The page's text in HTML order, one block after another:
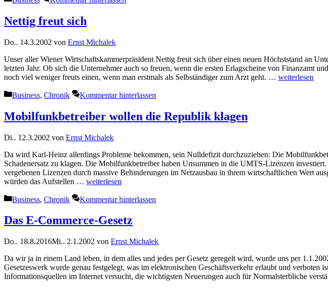
Nettig freut sich
Do.. 14.3.2002 von Ernst Michalek
Unser aller Wiener Wirtschaftskammerpräsident Nettig freut sich über einen neuen Höchststand an
letzten Jahr. Ob sich die Unternehmer auch so freuen, wenn die ersten Erlagscheine von Finanzamt
noch viel weniger freuts einen, wenn man erstmals als Selbständiger zum Arzt geht. … weiterlesen
Kategorien
Business, Chronik Kommentar hinterlassen
Mobilfunkbetreiber wollen die Republik klagen
Di.. 12.3.2002 von Ernst Michalek
Da wird Karl-Heinz allerdings Probleme bekommen, sein Nulldefizit durchzuziehen: Die
Schadenersatz zu klagen. Die Mobilfunkbetreiber haben Unsummen in die UMTS-Lizenzen
vergebenen Lizenzen durch massive Behinderungen im Netzausbau in ihrem wirtschaftlichen Wert
würden das Aufstellen … weiterlesen
Kategorien
Business, Chronik Kommentar hinterlassen
Das E-Commerce-Gesetz
Do.. 18.8.2016Mi.. 2.1.2002 von Ernst Michalek
Da wir ja in einem Land leben, in dem alles und jedes per Gesetz geregelt wird, wurde uns per
Gesetzeswerk wurde genau festgelegt, was im elektronischen Geschäftsverkehr erlaubt und verboten
Informationsquellen im Internet versucht, die wichtigsten Neuerungen auch für Normalsterbliche